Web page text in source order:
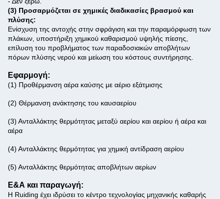
(3) Προσαρμόζεται σε χημικές διαδικασίες βρασμού και
πλύσης:
Ενίσχυση της αντοχής στην σφράγιση και την παραμόρφωση των
πλάκων, υποστήριξη χημικού καθαρισμού υψηλής πίεσης,
επίλυση του προβλήματος των παραδοσιακών αποβλήτων
πόρων πλύσης νερού και μείωση του κόστους συντήρησης.
Εφαρμογή:
(1) Προθέρμανση αέρα καύσης με αέριο εξάτμισης
(2) Θέρμανση ανάκτησης του καυσαερίου
(3) Ανταλλάκτης θερμότητας μεταξύ αερίου και αερίου ή αέρα και
αέρα
(4) Ανταλλάκτης θερμότητας για χημική αντίδραση αερίου
(5) Ανταλλάκτης θερμότητας αποβλήτων αερίων
Ε&Α και παραγωγή:
Η Ruiding έχει ιδρύσει το κέντρο τεχνολογίας μηχανικής καθαρής